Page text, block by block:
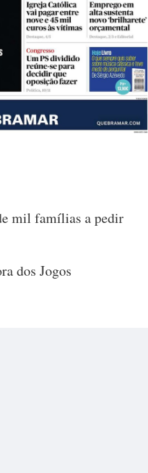
mil famílias a pedir
dos Jogos